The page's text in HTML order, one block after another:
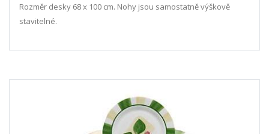
Rozměr desky 68 x 100 cm. Nohy jsou samostatně výškově
stavitelné.